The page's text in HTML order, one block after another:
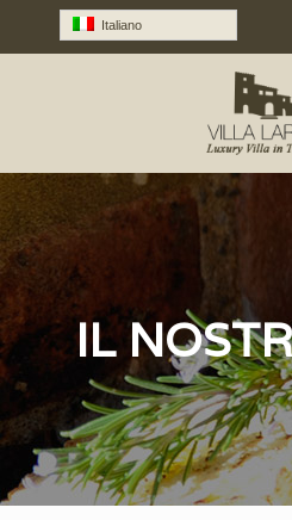
Italiano
IL